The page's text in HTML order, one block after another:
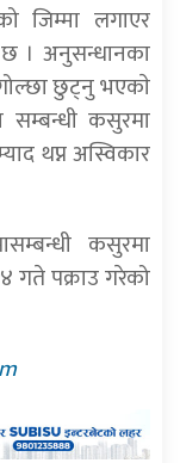
जिम्मा लगाएर
। अनुसन्धानका
छुट्नु भएकाे
सम्बन्धी कसुरमा
थप्न अस्विकार
कसुरमा
गते पक्राउ गरेको